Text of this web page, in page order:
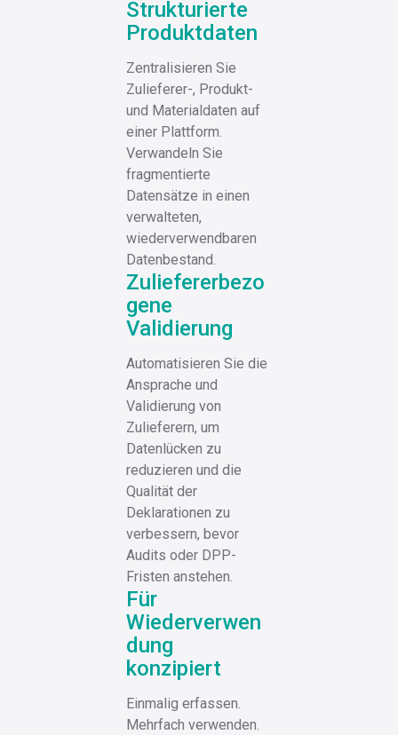
Strukturierte
Produktdaten
Zentralisieren Sie
Zulieferer-, Produkt-
und Materialdaten auf
einer Plattform.
Verwandeln Sie
fragmentierte
Datensätze in einen
verwalteten,
wiederverwendbaren
Datenbestand.
Zuliefererbezo
gene
Validierung
Automatisieren Sie die
Ansprache und
Validierung von
Zulieferern, um
Datenlücken zu
reduzieren und die
Qualität der
Deklarationen zu
verbessern, bevor
Audits oder DPP-
Fristen anstehen.
Für
Wiederverwen
dung
konzipiert
Einmalig erfassen.
Mehrfach verwenden.